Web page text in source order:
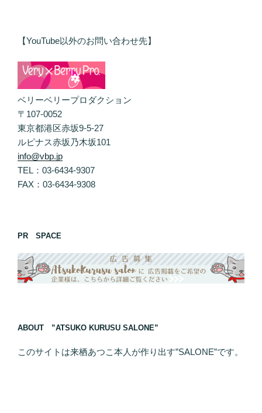
【YouTube以外のお問い合わせ先】
ベリーベリープロダクション
〒107-0052
東京都港区赤坂9-5-27
ルピナス赤坂乃木坂101
info@vbp.jp
TEL：03-6434-9307
FAX：03-6434-9308
PR SPACE
ABOUT ”ATSUKO KURUSU SALONE”
このサイトは来栖あつこ本人が作り出す”SALONE”です。